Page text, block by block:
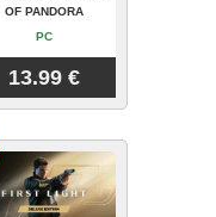
OF PANDORA
PC
13.99 €